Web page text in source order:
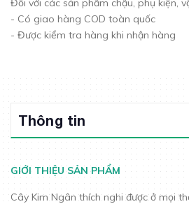
Đối với các sản phẩm chậu, phụ kiện,
- Có giao hàng COD toàn quốc
- Được kiểm tra hàng khi nhận hàng
Thông tin
GIỚI THIỆU SẢN PHẨM
Cây Kim Ngân thích nghi được ở mọi